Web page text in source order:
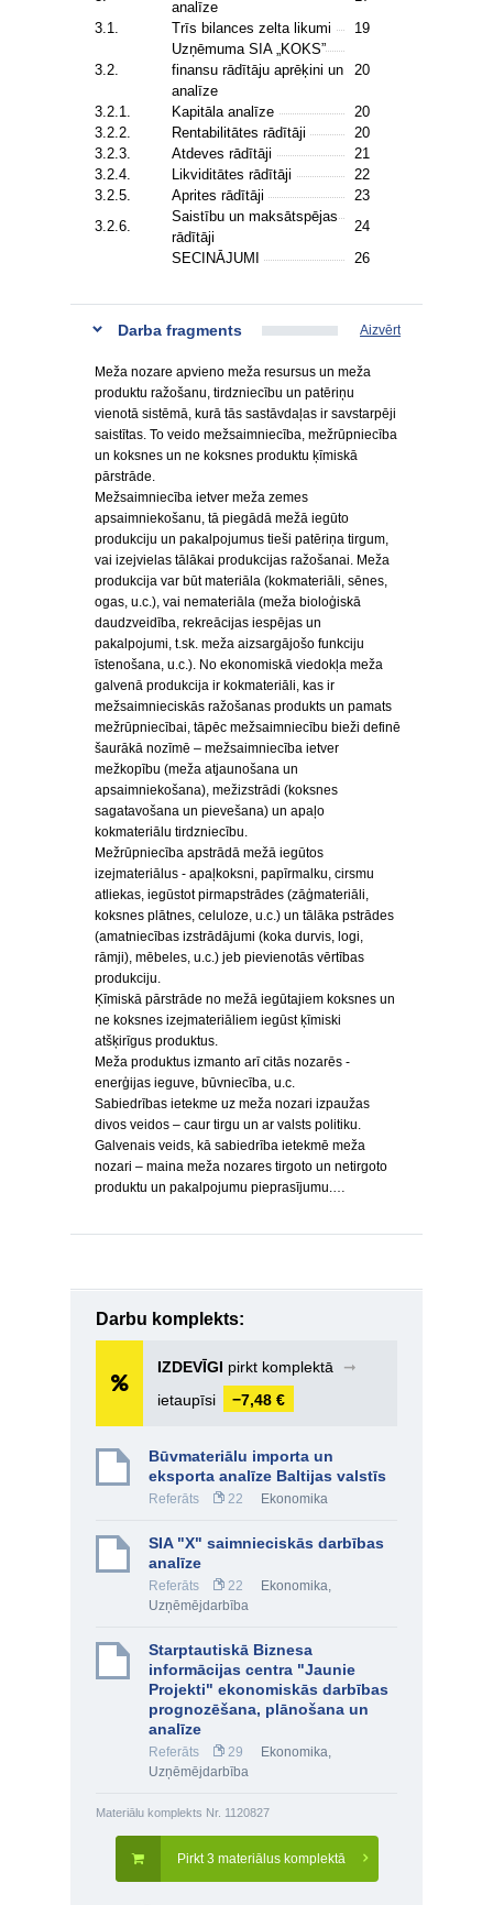
analīze
3.1.
Trīs bilances zelta likumi 19
3.2.
Uzņēmuma SIA „KOKS”
finansu rādītāju aprēķini un
analīze
20
3.2.1. Kapitāla analīze
20
3.2.2.
Rentabilitātes rādītāji
20
3.2.3.
Atdeves rādītāji
21
3.2.4.
Likviditātes rādītāji
22
3.2.5.
Aprites rādītāji
23
3.2.6.
Saistību un maksātspējas
rādītāji
24
SECINĀJUMI
26
Darba fragments Aizvērt
Meža nozare apvieno meža resursus un meža
produktu ražošanu, tirdzniecību un patēriņu
vienotā sistēmā, kurā tās sastāvdaļas ir savstarpēji
saistītas. To veido mežsaimniecība, mežrūpniecība
un koksnes un ne koksnes produktu ķīmiskā
pārstrāde.
Mežsaimniecība ietver meža zemes
apsaimniekošanu, tā piegādā mežā iegūto
produkciju un pakalpojumus tieši patēriņa tirgum,
vai izejvielas tālākai produkcijas ražošanai. Meža
produkcija var būt materiāla (kokmateriāli, sēnes,
ogas, u.c.), vai nemateriāla (meža bioloģiskā
daudzveidība, rekreācijas iespējas un
pakalpojumi, t.sk. meža aizsargājošo funkciju
īstenošana, u.c.). No ekonomiskā viedokļa meža
galvenā produkcija ir kokmateriāli, kas ir
mežsaimnieciskās ražošanas produkts un pamats
mežrūpniecībai, tāpēc mežsaimniecību bieži definē
šaurākā nozīmē – mežsaimniecība ietver
mežkopību (meža atjaunošana un
apsaimniekošana), mežizstrādi (koksnes
sagatavošana un pievešana) un apaļo
kokmateriālu tirdzniecību.
Mežrūpniecība apstrādā mežā iegūtos
izejmateriālus - apaļkoksni, papīrmalku, cirsmu
atliekas, iegūstot pirmapstrādes (zāģmateriāli,
koksnes plātnes, celuloze, u.c.) un tālāka pstrādes
(amatniecības izstrādājumi (koka durvis, logi,
rāmji), mēbeles, u.c.) jeb pievienotās vērtības
produkciju.
Ķīmiskā pārstrāde no mežā iegūtajiem koksnes un
ne koksnes izejmateriāliem iegūst ķīmiski
atšķirīgus produktus.
Meža produktus izmanto arī citās nozarēs -
enerģijas ieguve, būvniecība, u.c.
Sabiedrības ietekme uz meža nozari izpaužas
divos veidos – caur tirgu un ar valsts politiku.
Galvenais veids, kā sabiedrība ietekmē meža
nozari – maina meža nozares tirgoto un netirgoto
produktu un pakalpojumu pieprasījumu.…
Darbu komplekts:
IZDEVĪGI pirkt komplektā
➞
ietaupīsi
−7,48 €
Būvmateriālu importa un
eksporta analīze Baltijas valstīs
Referāts 22 Ekonomika
SIA "X" saimnieciskās darbības
analīze
Referāts 22 Ekonomika,
Uzņēmējdarbība
Starptautiskā Biznesa
informācijas centra "Jaunie
Projekti" ekonomiskās darbības
prognozēšana, plānošana un
analīze
Referāts 29 Ekonomika,
Uzņēmējdarbība
Materiālu komplekts Nr. 1120827
Pirkt 3 materiālus komplektā